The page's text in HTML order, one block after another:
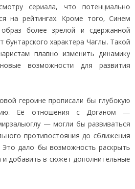
сериала, что потенциально
на рейтингах. Кроме того, Синем
более зрелой и сдержанной
характера Чаглы. Такой
плавно изменить динамику
возможности для развития
героине прописали бы глубокую
Её отношения с Доганом —
— могли бы развиваться
противостояния до сближения
дало бы возможность раскрыть
и добавить в сюжет дополнительные